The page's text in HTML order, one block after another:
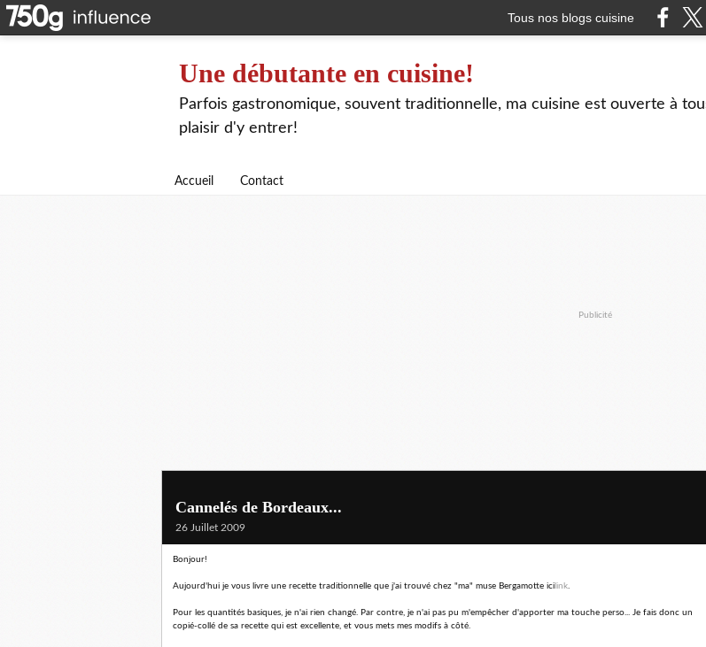
Tous nos blogs cuisine
Une débutante en cuisine!
Parfois gastronomique, souvent traditionnelle, ma cuisine est ouverte à
plaisir d'y entrer!
Accueil Contact
Publicité
Cannelés de Bordeaux...
26 Juillet 2009
Bonjour!
Aujourd'hui je vous livre une recette traditionnelle que j'ai trouvé chez "ma" muse Bergamotte ici link.
Pour les quantités basiques, je n'ai rien changé. Par contre, je n'ai pas pu m'empêcher d'apporter ma touche perso... Je fais donc un
copié-collé de sa recette qui est excellente, et vous mets mes modifs à côté.